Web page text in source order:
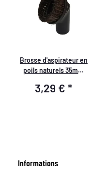
Brosse d'aspirateur en
poils naturels 35mm
3,29 €*
Informations